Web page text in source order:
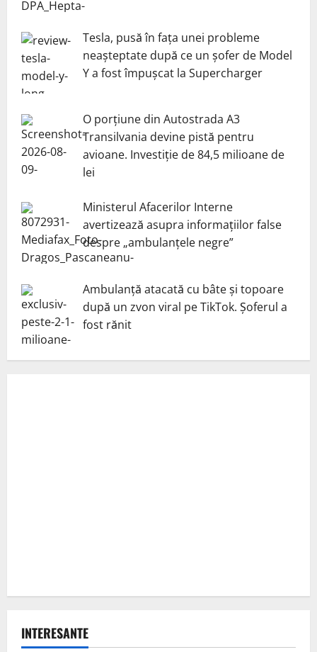
Tesla, pusă în fața unei probleme
neașteptate după ce un șofer de Model
Y a fost împușcat la Supercharger
O porțiune din Autostrada A3
Transilvania devine pistă pentru
avioane. Investiție de 84,5 milioane de
lei
Ministerul Afacerilor Interne
avertizează asupra informațiilor false
despre „ambulanțele negre”
Ambulanță atacată cu bâte și topoare
după un zvon viral pe TikTok. Șoferul a
fost rănit
INTERESANTE